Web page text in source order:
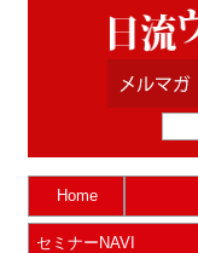
Home
セミナーNAVI